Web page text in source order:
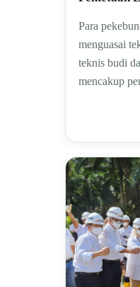
Para
menguasai
teknis budi
mencakup